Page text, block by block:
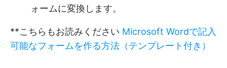
ォームに変換します。
**こちらもお読みください Microsoft Wordで記入
可能なフォームを作る方法（テンプレート付き）